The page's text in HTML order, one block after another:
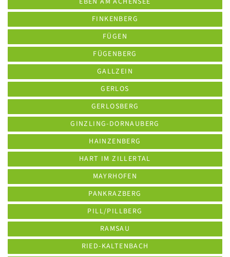
FINKENBERG
FÜGEN
FÜGENBERG
GALLZEIN
GERLOS
GERLOSBERG
GINZLING-DORNAUBERG
HAINZENBERG
HART IM ZILLERTAL
MAYRHOFEN
PANKRAZBERG
PILL/PILLBERG
RAMSAU
RIED-KALTENBACH